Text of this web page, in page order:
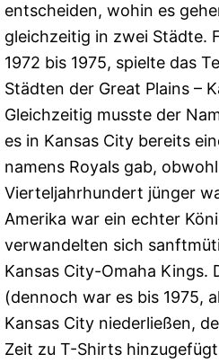
entscheiden, wohin es
gleichzeitig in zwei Städte.
1972 bis 1975, spielte das
Städten der Great Plains –
Gleichzeitig musste der
es in Kansas City bereits
namens Royals gab,
Vierteljahrhundert jünger
Amerika war ein echter
verwandelten sich
Kansas City-Omaha Kings.
(dennoch war es bis 1975,
Kansas City niederließen,
Zeit zu T-Shirts